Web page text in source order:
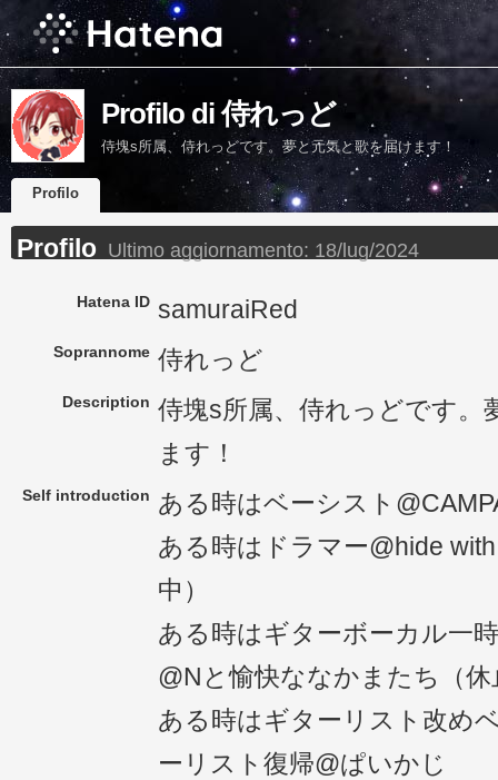
Profilo di 侍れっど
侍塊s所属、侍れっどです。夢と元気と歌を届けます！
Profilo
Profilo Ultimo aggiornamento: 18/lug/2024
Hatena ID samuraiRed
Soprannome 侍れっど
Description 侍塊s所属、侍れっどです。
ます！
Self introduction ある時はベーシスト
ある時はドラマー@hide
中）
ある時はギターボーカル一
@Nと愉快ななかまたち（休
ある時はギターリスト改め
ーリスト復帰@ぱいかじ